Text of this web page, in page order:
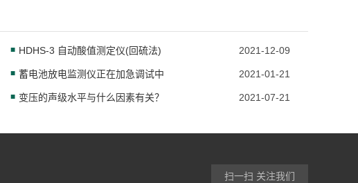
HDHS-3 自动酸值测定仪(回硫法) 2021-12-09
蓄电池放电监测仪正在加急调试中 2021-01-21
变压的声级水平与什么因素有关？ 2021-07-21
扫一扫 关注我们